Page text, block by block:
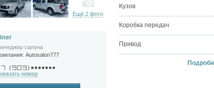
Ещё 2 фото
салона
Autosalon777
( ) ●●●●●●●
номер
Кузов
Коробка передач
Привод